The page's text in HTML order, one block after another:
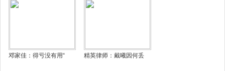
邓家佳：得亏没有用“ 精英律师：戴曦因何丢